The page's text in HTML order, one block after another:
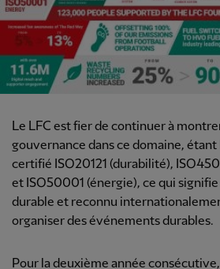
Le LFC est fier de continuer à
gouvernance dans ce domaine, étant
certifié ISO20121 (durabilité),
et ISO50001 (énergie), ce qui
durable et reconnu
organiser des événements durables.
Pour la deuxième année